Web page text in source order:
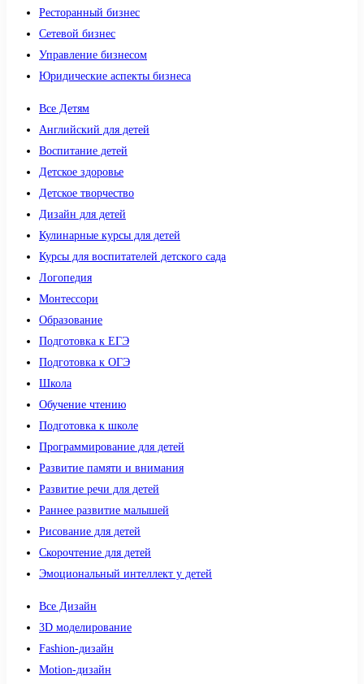
Ресторанный бизнес
Сетевой бизнес
Управление бизнесом
Юридические аспекты бизнеса
Все Детям
Английский для детей
Воспитание детей
Детское здоровье
Детское творчество
Дизайн для детей
Кулинарные курсы для детей
Курсы для воспитателей детского сада
Логопедия
Монтессори
Образование
Подготовка к ЕГЭ
Подготовка к ОГЭ
Школа
Обучение чтению
Подготовка к школе
Программирование для детей
Развитие памяти и внимания
Развитие речи для детей
Раннее развитие малышей
Рисование для детей
Скорочтение для детей
Эмоциональный интеллект у детей
Все Дизайн
3D моделирование
Fashion-дизайн
Motion-дизайн